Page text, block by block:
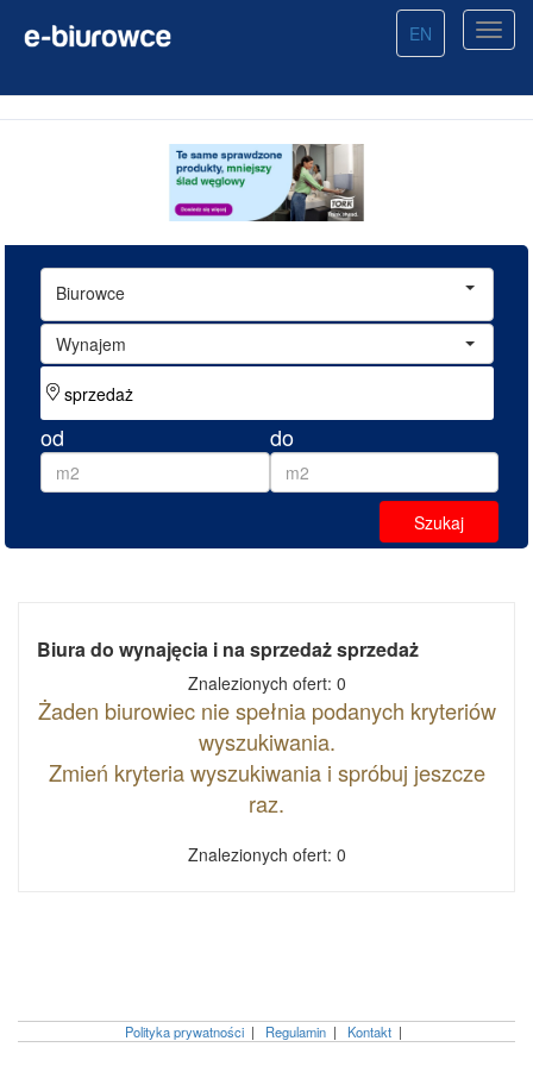
EN
Biurowce
Wynajem
od do
Biura do wynajęcia i na sprzedaż sprzedaż
Znalezionych ofert: 0
Żaden biurowiec nie spełnia podanych kryteriów
wyszukiwania.
Zmień kryteria wyszukiwania i spróbuj jeszcze
raz.
Znalezionych ofert: 0
Polityka prywatności| Regulamin| Kontakt|